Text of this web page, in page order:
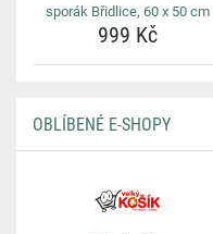
sporák Břidlice, 60 x 50 cm
999 Kč
OBLÍBENÉ E-SHOPY